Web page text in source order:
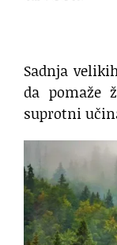
Sadnja
da pomaže
suprotni